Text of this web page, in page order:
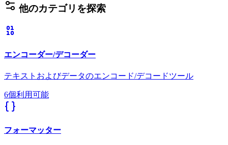
他のカテゴリを探索
エンコーダー/デコーダー
テキストおよびデータのエンコード/デコードツール
6個利用可能
フォーマッター